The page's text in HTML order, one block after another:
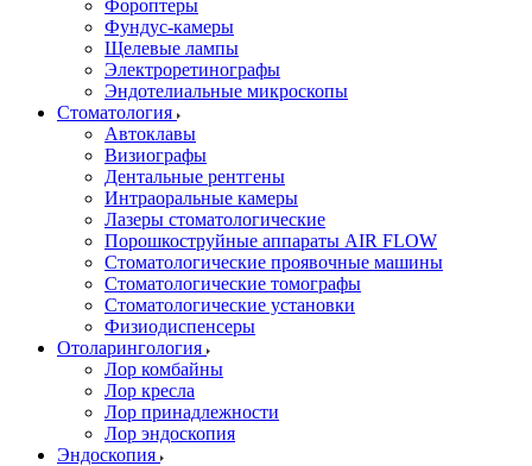
Фороптеры
Фундус-камеры
Щелевые лампы
Электроретинографы
Эндотелиальные микроскопы
Стоматология
Автоклавы
Визиографы
Дентальные рентгены
Интраоральные камеры
Лазеры стоматологические
Порошкоструйные аппараты AIR FLOW
Стоматологические проявочные машины
Стоматологические томографы
Стоматологические установки
Физиодиспенсеры
Отоларингология
Лор комбайны
Лор кресла
Лор принадлежности
Лор эндоскопия
Эндоскопия